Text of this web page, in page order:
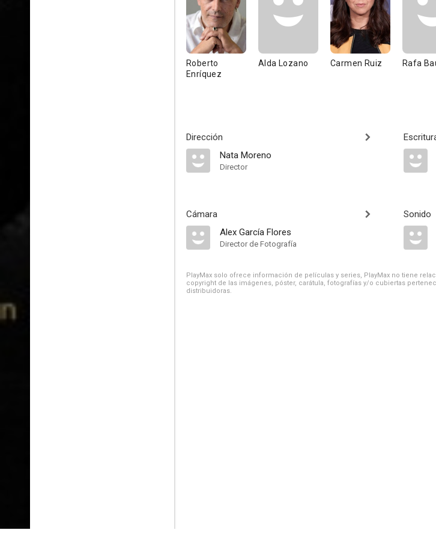
Roberto
Enríquez
Alda Lozano Carmen Ruiz Rafa
Dirección
Nata Moreno
Director
Cámara
Alex García Flores
Director de Fotografía
Sonido
PlayMax solo ofrece información de películas y series, PlayMax no tiene
copyright de las imágenes, póster, carátula, fotografías y/o cubiertas
distribuidoras.